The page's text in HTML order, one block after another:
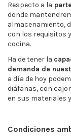
Respecto a la
donde
almacenamiento,
con los requisitos
cocina.
Ha de tener la
demanda de
a día de hoy
diáfanas, con
en sus materiales
Condiciones